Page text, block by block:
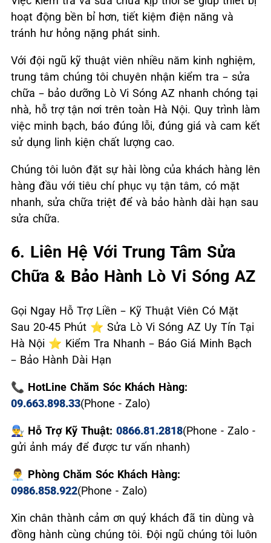
hoạt động bền bỉ hơn, tiết kiệm điện năng và
tránh hư hỏng nặng phát sinh.
Với đội ngũ kỹ thuật viên nhiều năm kinh nghiệm,
trung tâm chúng tôi chuyên nhận kiểm tra – sửa
chữa – bảo dưỡng Lò Vi Sóng AZ nhanh chóng tại
nhà, hỗ trợ tận nơi trên toàn Hà Nội. Quy trình làm
việc minh bạch, báo đúng lỗi, đúng giá và cam kết
sử dụng linh kiện chất lượng cao.
Chúng tôi luôn đặt sự hài lòng của khách hàng lên
hàng đầu với tiêu chí phục vụ tận tâm, có mặt
nhanh, sửa chữa triệt để và bảo hành dài hạn sau
sửa chữa.
6. Liên Hệ Với Trung Tâm Sửa
Chữa & Bảo Hành Lò Vi Sóng AZ
Gọi Ngay Hỗ Trợ Liền – Kỹ Thuật Viên Có Mặt
Sau 20-45 Phút ⭐ Sửa Lò Vi Sóng AZ Uy Tín Tại
Hà Nội ⭐ Kiểm Tra Nhanh – Báo Giá Minh Bạch
– Bảo Hành Dài Hạn
📞 HotLine Chăm Sóc Khách Hàng:
09.663.898.33(Phone - Zalo)
👨‍🔧 Hỗ Trợ Kỹ Thuật: 0866.81.2818(Phone - Zalo -
gửi ảnh máy để được tư vấn nhanh)
👨‍💼 Phòng Chăm Sóc Khách Hàng:
0986.858.922(Phone - Zalo)
Xin chân thành cảm ơn quý khách đã tin dùng và
đồng hành cùng chúng tôi. Đội ngũ chúng tôi luôn